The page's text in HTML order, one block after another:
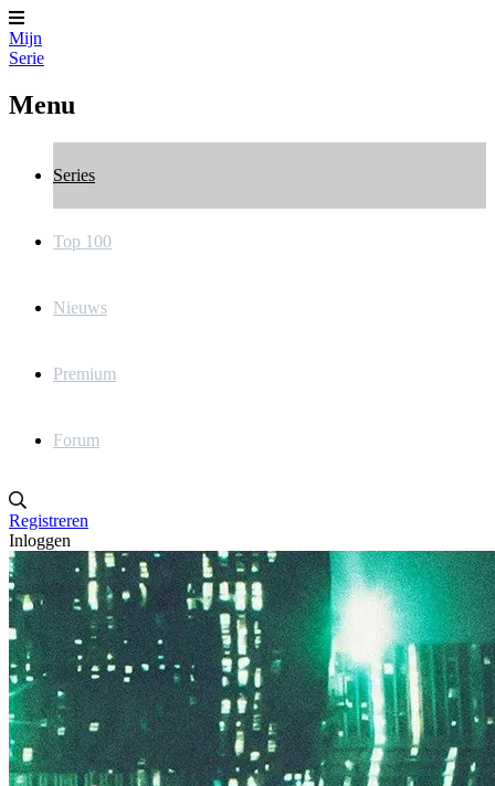
Mijn
Serie
Menu
Series
Top 100
Nieuws
Premium
Forum
Registreren
Inloggen